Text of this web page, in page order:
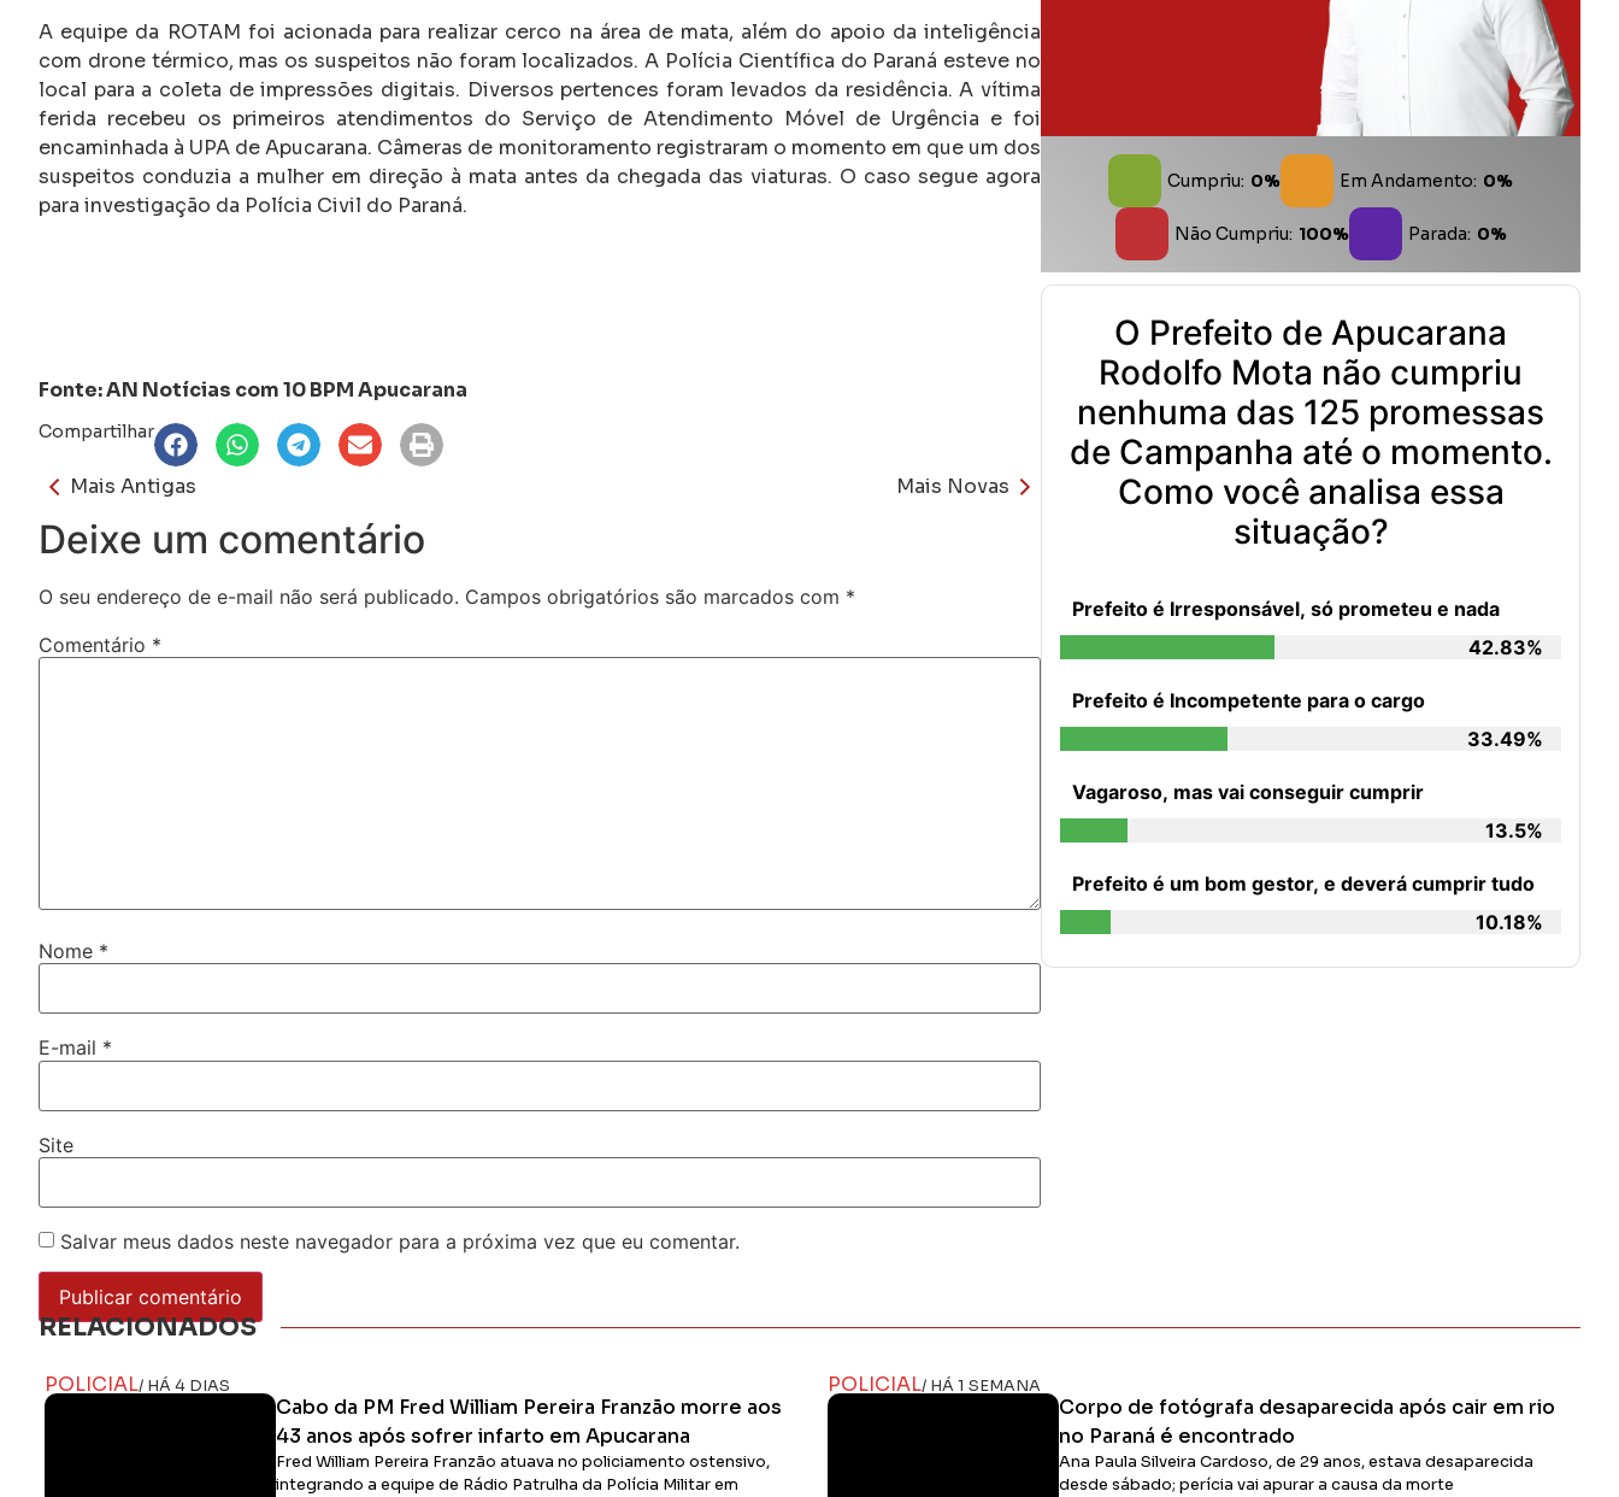
A equipe da ROTAM foi acionada para realizar cerco na área de mata, além do apoio da inteligência
com drone térmico, mas os suspeitos não foram localizados. A Polícia Científica do Paraná esteve no
local para a coleta de impressões digitais. Diversos pertences foram levados da residência. A vítima
ferida recebeu os primeiros atendimentos do Serviço de Atendimento Móvel de Urgência e foi
encaminhada à UPA de Apucarana. Câmeras de monitoramento registraram o momento em que um dos
suspeitos conduzia a mulher em direção à mata antes da chegada das viaturas. O caso segue agora
para investigação da Polícia Civil do Paraná.
Fonte: AN Notícias com 10 BPM Apucarana
Compartilhar
Mais Antigas Mais Novas
Deixe um comentário
O seu endereço de e-mail não será publicado. Campos obrigatórios são marcados com *
Comentário *
Nome *
E-mail *
Site
Salvar meus dados neste navegador para a próxima vez que eu comentar.
Cumpriu: 0% Em Andamento: 0%
Não Cumpriu: 100% Parada: 0%
O Prefeito de Apucarana
Rodolfo Mota não cumpriu
nenhuma das 125 promessas
de Campanha até o momento.
Como você analisa essa
situação?
Prefeito é Irresponsável, só prometeu e nada
42.83%
Prefeito é Incompetente para o cargo
33.49%
Vagaroso, mas vai conseguir cumprir
13.5%
Prefeito é um bom gestor, e deverá cumprir tudo
10.18%
RELACIONADOS
POLICIAL/ HÁ 4 DIAS
Cabo da PM Fred William Pereira Franzão morre aos
43 anos após sofrer infarto em Apucarana
Fred William Pereira Franzão atuava no policiamento ostensivo,
integrando a equipe de Rádio Patrulha da Polícia Militar em
POLICIAL/ HÁ 1 SEMANA
Corpo de fotógrafa desaparecida após cair em rio
no Paraná é encontrado
Ana Paula Silveira Cardoso, de 29 anos, estava desaparecida
desde sábado; perícia vai apurar a causa da morte